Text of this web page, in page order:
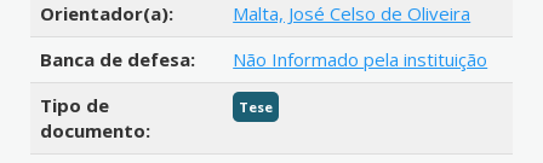
Orientador(a):
Malta, José Celso de Oliveira
Banca de defesa:
Não Informado pela instituição
Tipo de
documento:
Tese